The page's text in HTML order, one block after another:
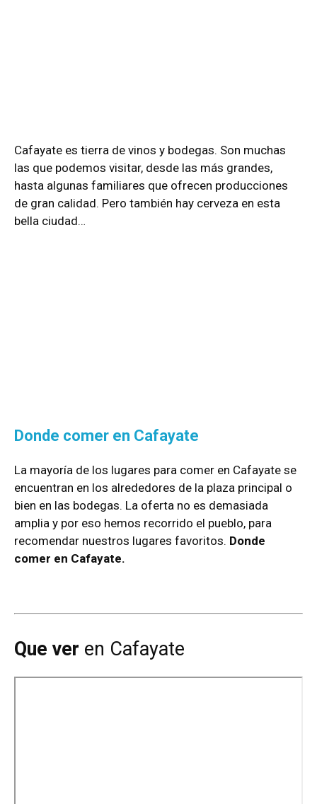
Cafayate es tierra de vinos y bodegas. Son muchas
las que podemos visitar, desde las más grandes,
hasta algunas familiares que ofrecen producciones
de gran calidad. Pero también hay cerveza en esta
bella ciudad…
Donde comer en Cafayate
La mayoría de los lugares para comer en Cafayate se
encuentran en los alrededores de la plaza principal o
bien en las bodegas. La oferta no es demasiada
amplia y por eso hemos recorrido el pueblo, para
recomendar nuestros lugares favoritos. Donde
comer en Cafayate.
Que ver en Cafayate